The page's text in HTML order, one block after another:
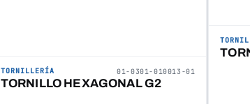
TORNILLERÍA 01-0301-010013-01
TORNILLO HEXAGONAL G2